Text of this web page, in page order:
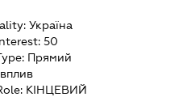
Україна
50
Прямий
КІНЦЕВИЙ